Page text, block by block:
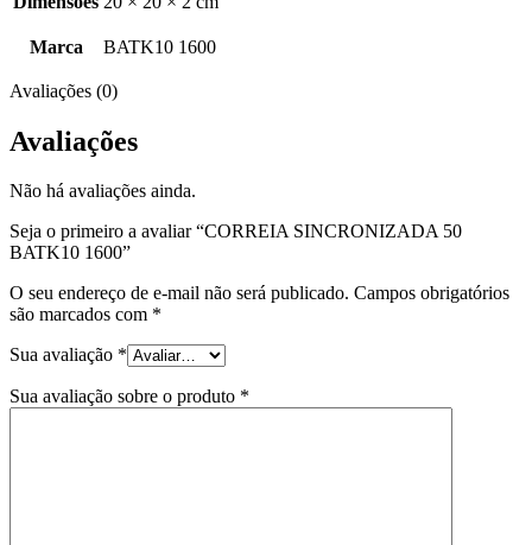
Marca BATK10 1600
Avaliações (0)
Avaliações
Não há avaliações ainda.
Seja o primeiro a avaliar “CORREIA SINCRONIZADA 50
BATK10 1600”
O seu endereço de e-mail não será publicado. Campos obrigatórios
são marcados com *
Sua avaliação *
Sua avaliação sobre o produto *